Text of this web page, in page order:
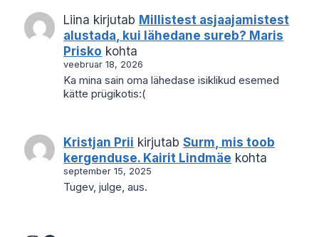
Liina kirjutab Millistest asjaajamistest
alustada, kui lähedane sureb? Maris
Prisko kohta
veebruar 18, 2026
Ka mina sain oma lähedase isiklikud esemed
kätte prügikotis:(
Kristjan Prii kirjutabSurm, mis toob
kergenduse. Kairit Lindmäe kohta
september 15, 2025
Tugev, julge, aus.